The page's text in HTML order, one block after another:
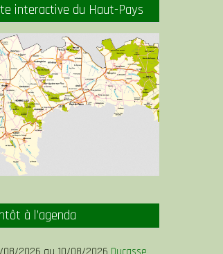
interactive du Haut-Pays
à l’agenda